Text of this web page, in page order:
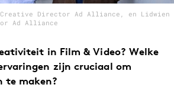
Director Ad Alliance, en Lidwien
Ad Alliance
in Film & Video? Welke
zijn cruciaal om
te maken?